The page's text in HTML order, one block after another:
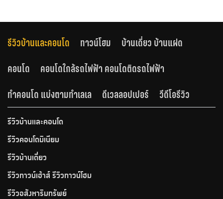
รีวิวบ้านและคอนโด ทาวน์โฮม
บ้านเดี่ยว บ้านแฝด
คอนโด
คอนโดใกล้รถไฟฟ้า คอนโดติดรถไฟฟ้า
ทำคอนโด แบ่งตามทำเลเล
ดีเวลลอปเปอร์ วีดีโอรีวิว
รีวิวบ้านและคอนโด
รีวิวคอนโดมิเนียม
รีวิวบ้านเดี่ยว
รีวิวทาวน์เฮ้าส์ รีวิวทาวน์โฮม
รีวิวอสังหาริมทรัพย์